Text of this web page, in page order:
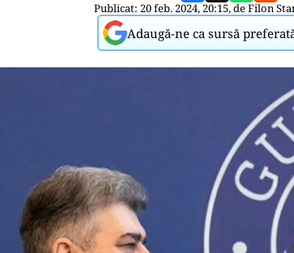
Publicat: 20 feb. 2024, 20:15, deFilon
Adaugă-ne ca sursă